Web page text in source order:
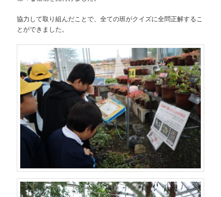
協力して取り組んだことで、全ての班がクイズに全問正解するこ
とができました。